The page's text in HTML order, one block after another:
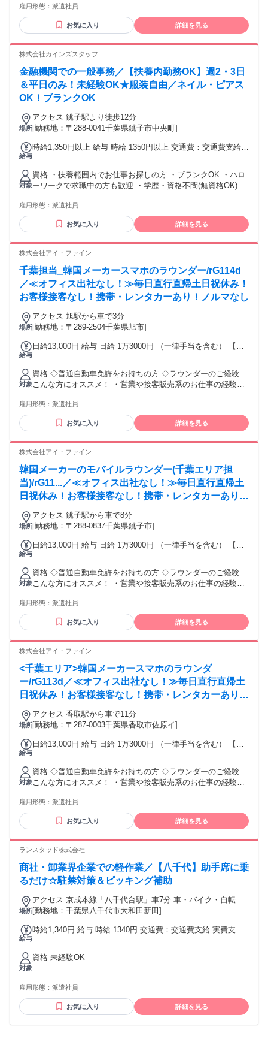
迎)！ ブランクのある方もOK！ 軽作業に興味がある方、是
非！ 若手～中高年まで フリーターさんが多く活躍していま
職回数が多い、転職期間が長いことを気にされている方 ・前
雇用形態： 派遣社員
お気に入り 詳細を見る
株式会社カインズスタッフ
金融機関での一般事務／【扶養内勤務OK】週2・3日
＆平日のみ！未経験OK★服装自由／ネイル・ピアス
OK！ブランクOK
場所
アクセス 銚子駅より徒歩12分
[勤務地：〒288-0041千葉県銚子市中央町]
給与
時給1,350円以上 給与 時給 1350円以上 交通費：交通費支給 1
対象
資格 ・扶養範囲内でお仕事お探しの方 ・ブランクOK ・ハロ
ーワークで求職中の方も歓迎 ・学歴・資格不問(無資格OK) ＊
雇用形態： 派遣社員
お気に入り 詳細を見る
株式会社アイ・ファイン
千葉担当_韓国メーカースマホのラウンダー/rG114d
／≪オフィス出社なし！≫毎日直行直帰土日祝休み！
お客様接客なし！携帯・レンタカーあり！ノルマなし
場所
アクセス 旭駅から車で3分
[勤務地：〒289-2504千葉県旭市]
給与
日給13,000円 給与 日給 1万3000円 （一律手当を含む） 【月
ウンダー経験が無い方は12,500円からのスタートとなります
交通費：交通費支給
対象
資格 ◇普通自動車免許をお持ちの方 ◇ラウンダーのご経験
こんな方にオススメ！ ・営業や接客販売系のお仕事の経験が
・安定した企業で働きたい方
雇用形態： 派遣社員
お気に入り 詳細を見る
株式会社アイ・ファイン
韓国メーカーのモバイルラウンダー(千葉エリア担
当)/rG11...／≪オフィス出社なし！≫毎日直行直帰土
日祝休み！お客様接客なし！携帯・レンタカーあり！
ノルマなし
場所
アクセス 銚子駅から車で8分
[勤務地：〒288-0837千葉県銚子市]
給与
日給13,000円 給与 日給 1万3000円 （一律手当を含む） 【月
ウンダー経験が無い方は12,500円からのスタートとなります
交通費：交通費支給
対象
資格 ◇普通自動車免許をお持ちの方 ◇ラウンダーのご経験
こんな方にオススメ！ ・営業や接客販売系のお仕事の経験が
・安定した企業で働きたい方
雇用形態： 派遣社員
お気に入り 詳細を見る
株式会社アイ・ファイン
<千葉エリア>韓国メーカースマホのラウンダ
ー/rG113d／≪オフィス出社なし！≫毎日直行直帰土
日祝休み！お客様接客なし！携帯・レンタカーあり！
ノルマなし
場所
アクセス 香取駅から車で11分
[勤務地：〒287-0003千葉県香取市佐原イ]
給与
日給13,000円 給与 日給 1万3000円 （一律手当を含む） 【月
ウンダー経験が無い方は12,500円からのスタートとなります
交通費：交通費支給
対象
資格 ◇普通自動車免許をお持ちの方 ◇ラウンダーのご経験
こんな方にオススメ！ ・営業や接客販売系のお仕事の経験が
・安定した企業で働きたい方
雇用形態： 派遣社員
お気に入り 詳細を見る
ランスタッド株式会社
商社・卸業界企業での軽作業／【八千代】助手席に乗
るだけ☆駐禁対策＆ピッキング補助
場所
アクセス 京成本線「八千代台駅」車7分 車・バイク・自転車
通勤OK 無料駐車場完備
[勤務地：千葉県八千代市大和田新田]
給与
時給1,340円 給与 時給 1340円 交通費：交通費支給 実費支給
対象
資格 未経験OK
雇用形態： 派遣社員
お気に入り 詳細を見る